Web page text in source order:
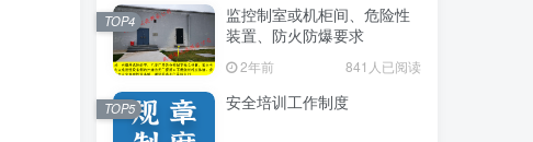
监控制室或机柜间、危险性
装置、防火防爆要求
2年前 841人已阅读
TOP4
安全培训工作制度
TOP5
监控制室或机柜间、危险性
装置、防火防爆要求
2年前 841人已阅读
TOP4
安全培训工作制度
TOP5